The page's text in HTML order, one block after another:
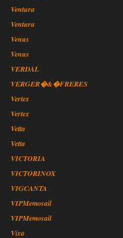
Ventura
Ventura
Venus
Venus
VERDAL
VERGER�&�FRERES
Vertex
Vertex
Vetta
Vetta
VICTORIA
VICTORINOX
VIGCANTA
VIPMemosail
VIPMemosail
Vixa